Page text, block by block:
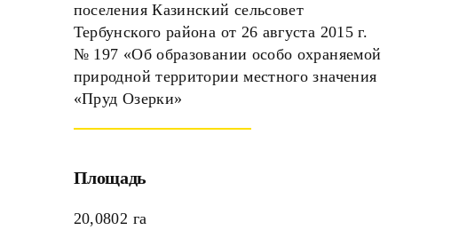
поселения Казинский сельсовет
Тербунского района от 26 августа 2015 г.
№ 197 «Об образовании особо охраняемой
природной территории местного значения
«Пруд Озерки»
Площадь
20,0802 га